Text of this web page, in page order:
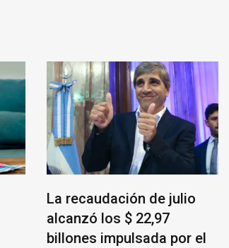
La recaudación de julio
alcanzó los $ 22,97
billones impulsada por el